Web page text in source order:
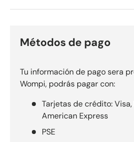
Métodos de pago
Tu información de pago sera
Wompi, podrás pagar con:
Tarjetas de crédito:
American Express
PSE